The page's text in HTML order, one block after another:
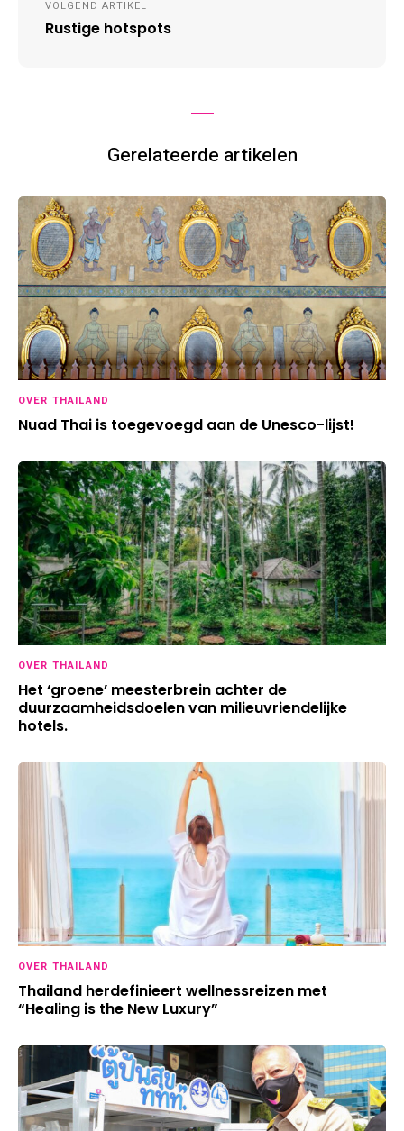
VOLGEND ARTIKEL
Rustige hotspots
Gerelateerde artikelen
OVER THAILAND
Nuad Thai is toegevoegd aan de Unesco-lijst!
OVER THAILAND
Het ‘groene’ meesterbrein achter de
duurzaamheidsdoelen van milieuvriendelijke
hotels.
OVER THAILAND
Thailand herdefinieert wellnessreizen met
“Healing is the New Luxury”